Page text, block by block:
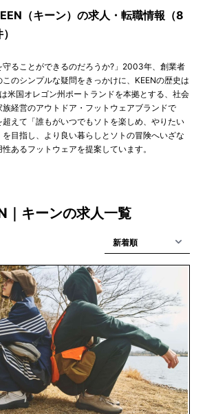
（キーン）の求人・転職情報（8
守ることができるのだろうか?」2003年、創業者
のシンプルな疑問をきっかけに、KEENの歴史は
米国オレゴン州ポートランドを本拠とする、社会
経営のアウトドア・フットウェアブランドで
えて「誰もがいつでもソトを楽しめ、やりたい
を目指し、より良い暮らしとソトの冒険へいざな
あるフットウェアを提案しています。
｜キーンの求人一覧